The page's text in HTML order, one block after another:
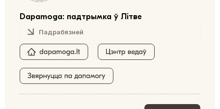
Dapamoga: падтрымка ў Літве
Падрабязней